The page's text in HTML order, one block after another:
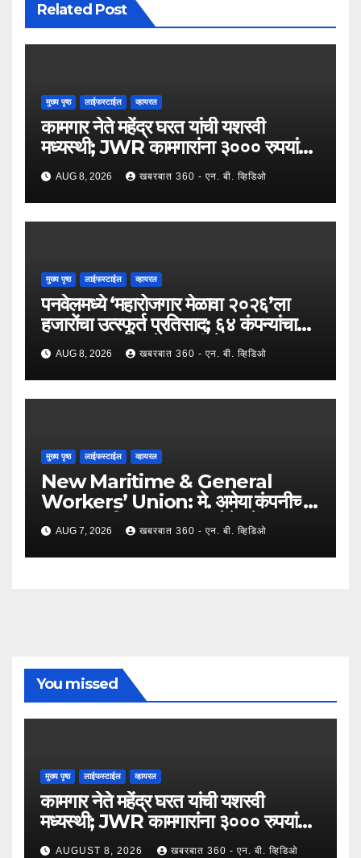
Related Post
मुख्य पृष्ठ लाईफस्टाईल व्हायरल
कामगार नेते महेंद्र घरत यांची यशस्वी
मध्यस्थी; JWR कामगारांना ३००० रुपयांची
पगारवाढ
AUG 8, 2026 खबरबात 360 - एन. बी. व्हिडिओ
मुख्य पृष्ठ लाईफस्टाईल व्हायरल
पनवेलमध्ये ‘महारोजगार मेळावा २०२६’ला
हजारोंचा उत्स्फूर्त प्रतिसाद; ६४ कंपन्यांचा
सहभाग; २५०२ उमेदवारांनी घेतला लाभ !
AUG 8, 2026 खबरबात 360 - एन. बी. व्हिडिओ
मुख्य पृष्ठ लाईफस्टाईल व्हायरल
New Maritime & General
Workers’ Union: मे. अमेया कंपनीच्या
कामगारांना दिलासा; कामगार नेते महेंद्र घरत
यांच्या नेतृत्वात ७,२०० रुपयांची ऐतिहासिक
पगारवाढ !
AUG 7, 2026 खबरबात 360 - एन. बी. व्हिडिओ
You missed
मुख्य पृष्ठ लाईफस्टाईल व्हायरल
कामगार नेते महेंद्र घरत यांची यशस्वी
मध्यस्थी; JWR कामगारांना ३००० रुपयांची
पगारवाढ
AUGUST 8, 2026 खबरबात 360 - एन. बी. व्हिडिओ